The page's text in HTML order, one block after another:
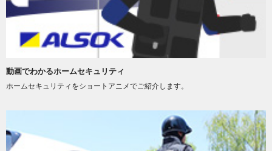
動画でわかるホームセキュリティ
ホームセキュリティをショートアニメでご紹介します。